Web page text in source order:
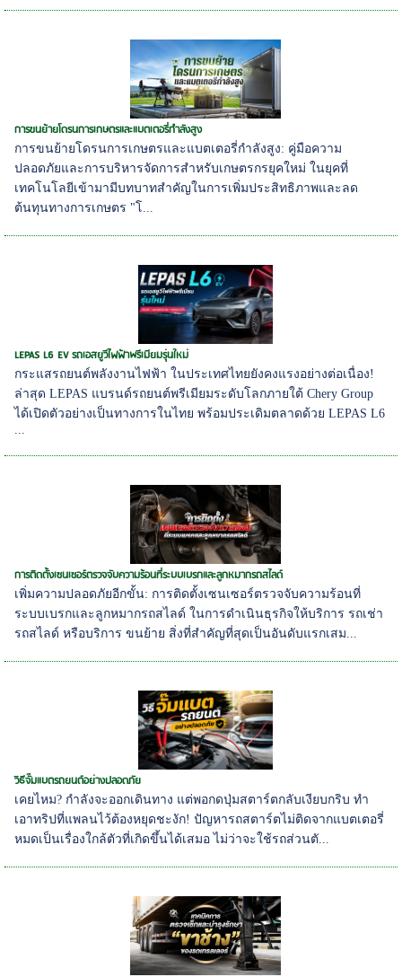
การขนย้ายโดรนการเกษตรและแบตเตอรี่กำลังสูง
การขนย้ายโดรนการเกษตรและแบตเตอรี่กำลังสูง: คู่มือความ
ปลอดภัยและการบริหารจัดการสำหรับเกษตรกรยุคใหม่ ในยุคที่
เทคโนโลยีเข้ามามีบทบาทสำคัญในการเพิ่มประสิทธิภาพและลด
ต้นทุนทางการเกษตร "โ...
LEPAS L6 EV รถเอสยูวีไฟฟ้าพรีเมียมรุ่นใหม่
กระแสรถยนต์พลังงานไฟฟ้า ในประเทศไทยยังคงแรงอย่างต่อเนื่อง!
ล่าสุด LEPAS แบรนด์รถยนต์พรีเมียมระดับโลกภายใต้ Chery Group
ได้เปิดตัวอย่างเป็นทางการในไทย พร้อมประเดิมตลาดด้วย LEPAS L6
...
การติดตั้งเซนเซอร์ตรวจจับความร้อนที่ระบบเบรกและลูกหมากรถสไลด์
เพิ่มความปลอดภัยอีกขั้น: การติดตั้งเซนเซอร์ตรวจจับความร้อนที่
ระบบเบรกและลูกหมากรถสไลด์ ในการดำเนินธุรกิจให้บริการ รถเช่า
รถสไลด์ หรือบริการ ขนย้าย สิ่งที่สำคัญที่สุดเป็นอันดับแรกเสม...
วิธีจั๊มแบตรถยนต์อย่างปลอดภัย
เคยไหม? กำลังจะออกเดินทาง แต่พอกดปุ่มสตาร์ตกลับเงียบกริบ ทำ
เอาทริปที่แพลนไว้ต้องหยุดชะงัก! ปัญหารถสตาร์ตไม่ติดจากแบตเตอรี่
หมดเป็นเรื่องใกล้ตัวที่เกิดขึ้นได้เสมอ ไม่ว่าจะใช้รถส่วนตั...